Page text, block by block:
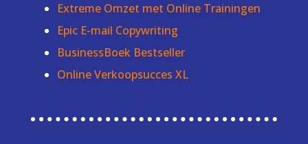
Extreme Omzet met Online Trainingen
Epic E-mail Copywriting
BusinessBoek Bestseller
Online Verkoopsucces XL